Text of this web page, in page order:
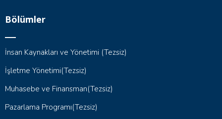
Bölümler
İnsan Kaynakları ve Yönetimi (Tezsiz)
İşletme Yönetimi(Tezsiz)
Muhasebe ve Finansman(Tezsiz)
Pazarlama Programı(Tezsiz)